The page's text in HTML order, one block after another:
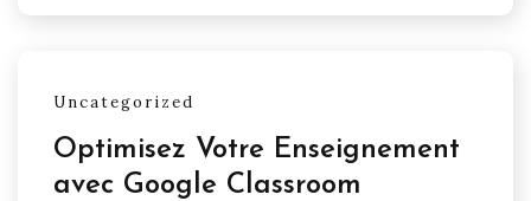
Uncategorized
Optimisez Votre Enseignement
avec Google Classroom